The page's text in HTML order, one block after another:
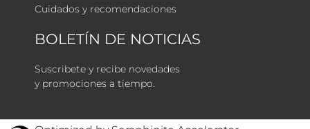
Cuidados y recomendaciones
BOLETÍN DE NOTICIAS
Suscribete y recibe novedades
y promociones a tiempo.